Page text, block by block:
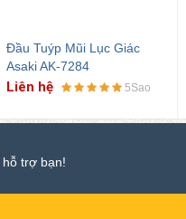
Đầu Tuýp Gắn Mũi Bông
Asaki AK-7292
Liên hệ 5Sao
hỗ trợ bạn!